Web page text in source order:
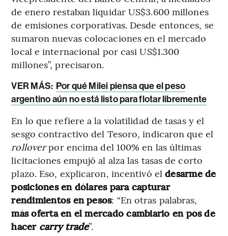
de enero restaban liquidar US$3.600 millones
de emisiones corporativas. Desde entonces, se
sumaron nuevas colocaciones en el mercado
local e internacional por casi US$1.300
millones”, precisaron.
VER MÁS: Por qué Milei piensa que el peso
argentino aún no está listo para flotar libremente
En lo que refiere a la volatilidad de tasas y el
sesgo contractivo del Tesoro, indicaron que el
rolloverpor encima del 100% en las últimas
licitaciones empujó al alza las tasas de corto
plazo. Eso, explicaron, incentivó eldesarme de
posiciones en dólares para capturar
rendimientos en pesos: “En otras palabras,
más oferta en el mercado cambiario en pos de
hacer carry trade”.